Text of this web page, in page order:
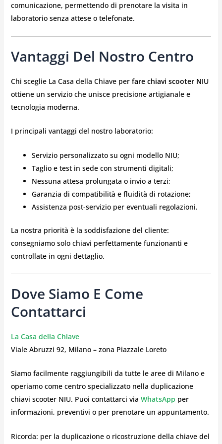
comunicazione, permettendo di prenotare la visita in
laboratorio senza attese o telefonate.
Vantaggi Del Nostro Centro
Chi sceglie La Casa della Chiave per fare chiavi scooter NIU
ottiene un servizio che unisce precisione artigianale e
tecnologia moderna.
I principali vantaggi del nostro laboratorio:
Servizio personalizzato su ogni modello NIU;
Taglio e test in sede con strumenti digitali;
Nessuna attesa prolungata o invio a terzi;
Garanzia di compatibilità e fluidità di rotazione;
Assistenza post-servizio per eventuali regolazioni.
La nostra priorità è la soddisfazione del cliente:
consegniamo solo chiavi perfettamente funzionanti e
controllate in ogni dettaglio.
Dove Siamo E Come
Contattarci
La Casa della Chiave
Viale Abruzzi 92, Milano – zona Piazzale Loreto
Siamo facilmente raggiungibili da tutte le aree di Milano e
operiamo come centro specializzato nella duplicazione
chiavi scooter NIU. Puoi contattarci via WhatsApp per
informazioni, preventivi o per prenotare un appuntamento.
Ricorda: per la duplicazione o ricostruzione della chiave del